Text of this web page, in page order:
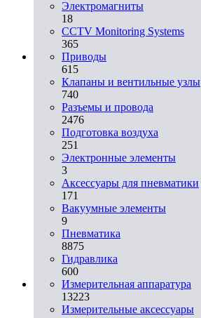
Электромагниты
18
CCTV Monitoring Systems
365
Приводы
615
Клапаны и вентильные узлы
740
Разъемы и провода
2476
Подготовка воздуха
251
Электронные элементы
3
Аксессуары для пневматики
171
Вакуумные элементы
9
Пневматика
8875
Гидравлика
600
Измерительная аппаратура
13223
Измерительные аксессуары